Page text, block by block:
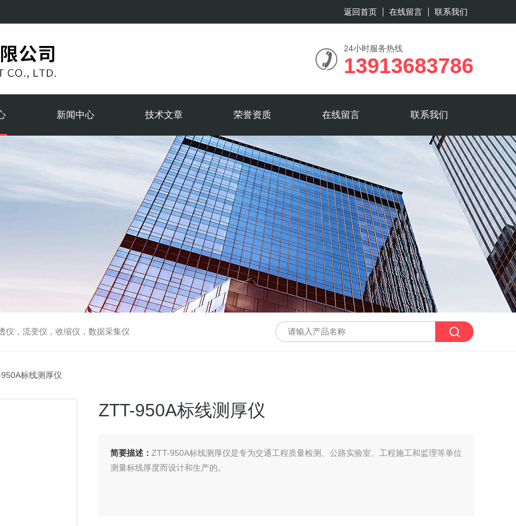
返回首页 在线留言 联系我们
24小时服务热线
13913683786
新闻中心 技术文章 荣誉资质 在线留言 联系我们
仪，流变仪，收缩仪，数据采集仪
标线测厚仪
ZTT-950A标线测厚仪
简要描述： ZTT-950A标线测厚仪是专为交通工程质量检测、公路实验室、工程施工和监理等单位
测量标线厚度而设计和生产的。